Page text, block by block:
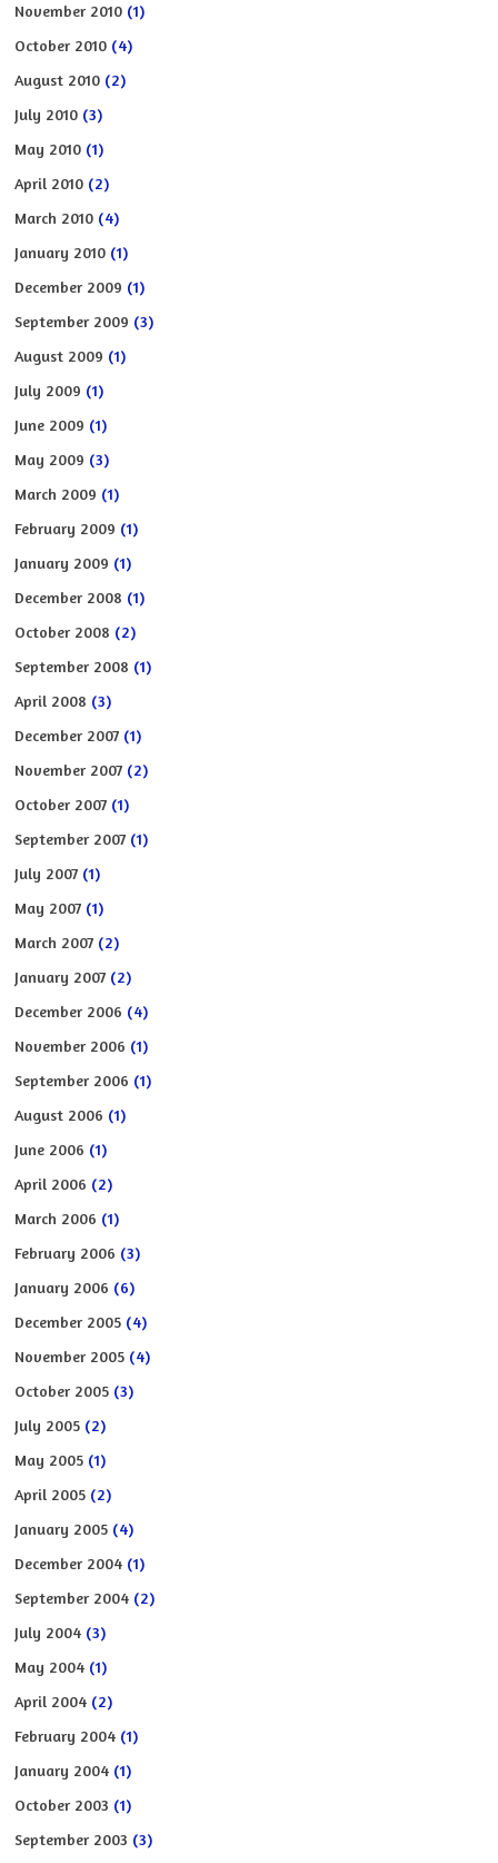
November 2010 (1)
October 2010 (4)
August 2010 (2)
July 2010 (3)
May 2010 (1)
April 2010 (2)
March 2010 (4)
January 2010 (1)
December 2009 (1)
September 2009 (3)
August 2009 (1)
July 2009 (1)
June 2009 (1)
May 2009 (3)
March 2009 (1)
February 2009 (1)
January 2009 (1)
December 2008 (1)
October 2008 (2)
September 2008 (1)
April 2008 (3)
December 2007 (1)
November 2007 (2)
October 2007 (1)
September 2007 (1)
July 2007 (1)
May 2007 (1)
March 2007 (2)
January 2007 (2)
December 2006 (4)
November 2006 (1)
September 2006 (1)
August 2006 (1)
June 2006 (1)
April 2006 (2)
March 2006 (1)
February 2006 (3)
January 2006 (6)
December 2005 (4)
November 2005 (4)
October 2005 (3)
July 2005 (2)
May 2005 (1)
April 2005 (2)
January 2005 (4)
December 2004 (1)
September 2004 (2)
July 2004 (3)
May 2004 (1)
April 2004 (2)
February 2004 (1)
January 2004 (1)
October 2003 (1)
September 2003 (3)